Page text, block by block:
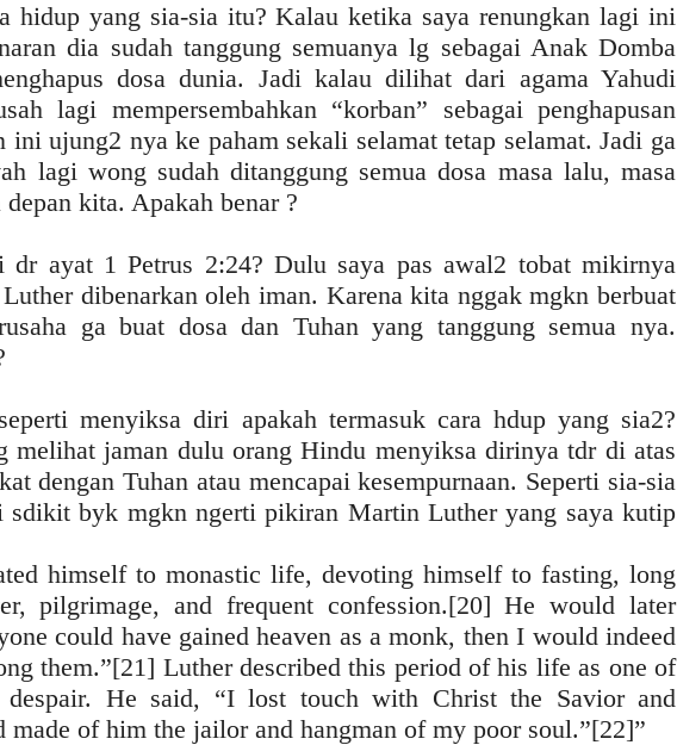
hidup yang sia-sia itu? Kalau ketika saya renungkan lagi ini
dia sudah tanggung semuanya lg sebagai Anak Domba
dosa dunia. Jadi kalau dilihat dari agama Yahudi
lagi mempersembahkan “korban” sebagai penghapusan
ini ujung2 nya ke paham sekali selamat tetap selamat. Jadi ga
lagi wong sudah ditanggung semua dosa masa lalu, masa
kita. Apakah benar ?
dr ayat 1 Petrus 2:24? Dulu saya pas awal2 tobat mikirnya
dibenarkan oleh iman. Karena kita nggak mgkn berbuat
ga buat dosa dan Tuhan yang tanggung semua nya.
menyiksa diri apakah termasuk cara hdup yang sia2?
melihat jaman dulu orang Hindu menyiksa dirinya tdr di atas
dengan Tuhan atau mencapai kesempurnaan. Seperti sia-sia
sdikit byk mgkn ngerti pikiran Martin Luther yang saya kutip
himself to monastic life, devoting himself to fasting, long
pilgrimage, and frequent confession.[20] He would later
could have gained heaven as a monk, then I would indeed
them.”[21] Luther described this period of his life as one of
despair. He said, “I lost touch with Christ the Savior and
made of him the jailor and hangman of my poor soul.”[22]”